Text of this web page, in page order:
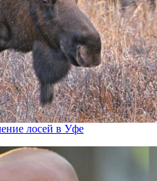
лосей в Уфе